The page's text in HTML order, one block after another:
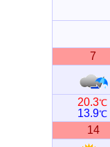
7
20.3℃
13.9℃
14